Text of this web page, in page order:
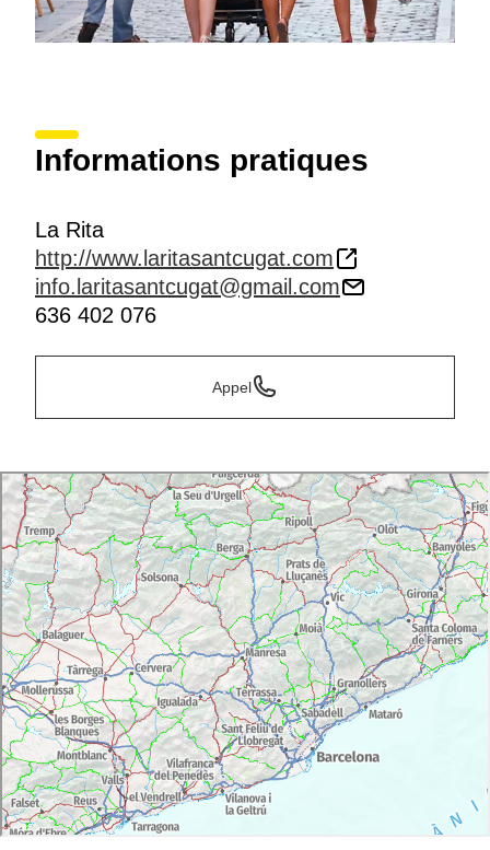
Informations pratiques
La Rita
http://www.laritasantcugat.com
info.laritasantcugat@gmail.com
636 402 076
Appel